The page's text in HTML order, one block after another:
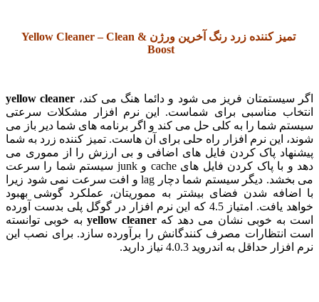
تمیز کننده زرد رنگ آخرین ورژن Yellow Cleaner – Clean &
فریز می شود و دائما هنگ می کند،yellow cleaner
مناسبی برای شماست. این نرم افزار مشکلات سرعتی
شما را به کلی حل می کند و اگر برنامه های شما دیر باز می
این نرم افزار راه حلی برای آن هاست. تمیز کننده زرد به شما
پاک کردن فایل های اضافی و بی ارزش را از مموری می
دهد و با پاک کردن فایل های cache و junk سیستم شما را سرعت
می بخشد. دیگر سیستم شما دچار lag و افت سرعت نمی شود زیرا
شدن فضای بیشتر به مموریتان، عملکرد گوشی بهبود
خواهد یافت. امتیاز 4.5 که این نرم افزار در گوگل پلی بدست آورده
خوبی نشان می دهد کهyellow cleaner به خوبی توانسته
مصرف کنندگانش را برآورده سازد. برای نصب این
به اندروید 4.0.3 نیاز دارید.